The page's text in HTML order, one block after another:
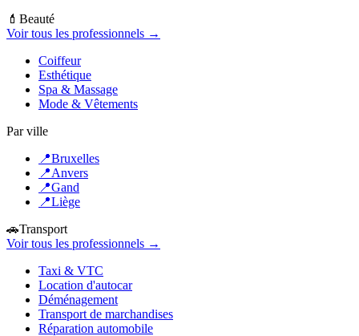
💄 Beauté
Voir tous les professionnels →
Coiffeur
Esthétique
Spa & Massage
Mode & Vêtements
Par ville
📍Bruxelles
📍Anvers
📍Gand
📍Liège
🚗Transport
Voir tous les professionnels →
Taxi & VTC
Location d'autocar
Déménagement
Transport de marchandises
Réparation automobile